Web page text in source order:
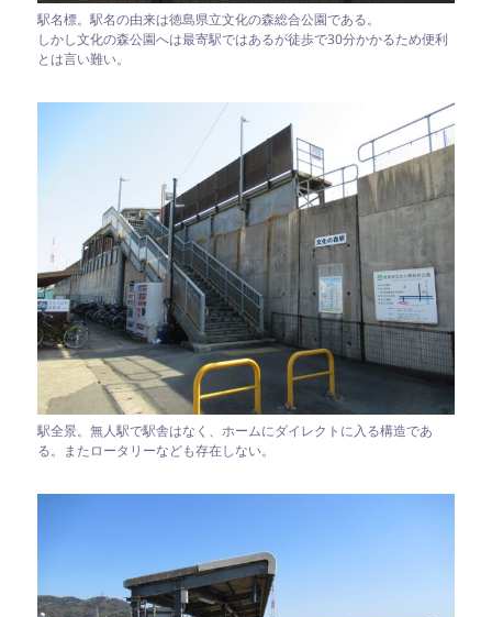
駅名標。駅名の由来は徳島県立文化の森総合公園である。
しかし文化の森公園へは最寄駅ではあるが徒歩で30分かかるため便利
とは言い難い。
駅全景。無人駅で駅舎はなく、ホームにダイレクトに入る構造であ
る。またロータリーなども存在しない。